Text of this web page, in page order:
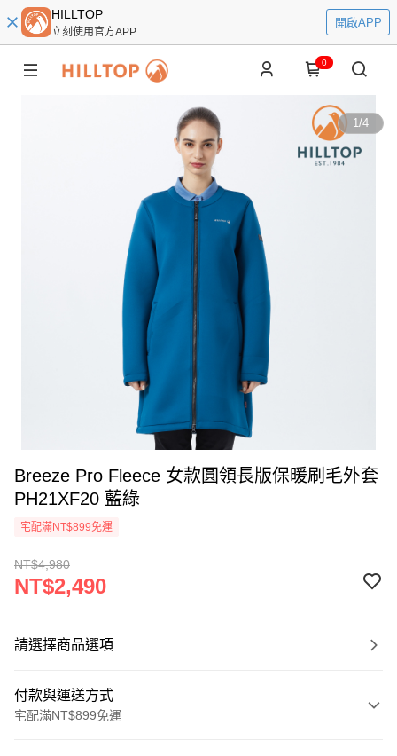
HILLTOP
立刻使用官方APP
開啟APP
0
1/4
Breeze Pro Fleece 女款圓領長版保暖刷毛外套
PH21XF20 藍綠
宅配滿NT$899免運
NT$4,980
NT$2,490
請選擇商品選項
付款與運送方式
宅配滿NT$899免運